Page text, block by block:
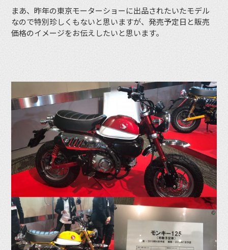
まあ、昨年の東京モーターショーに出品されたいたモデル
なので特別珍しくもないと思いますが、発売予定日と販売
価格のイメージをお伝えしたいと思います。